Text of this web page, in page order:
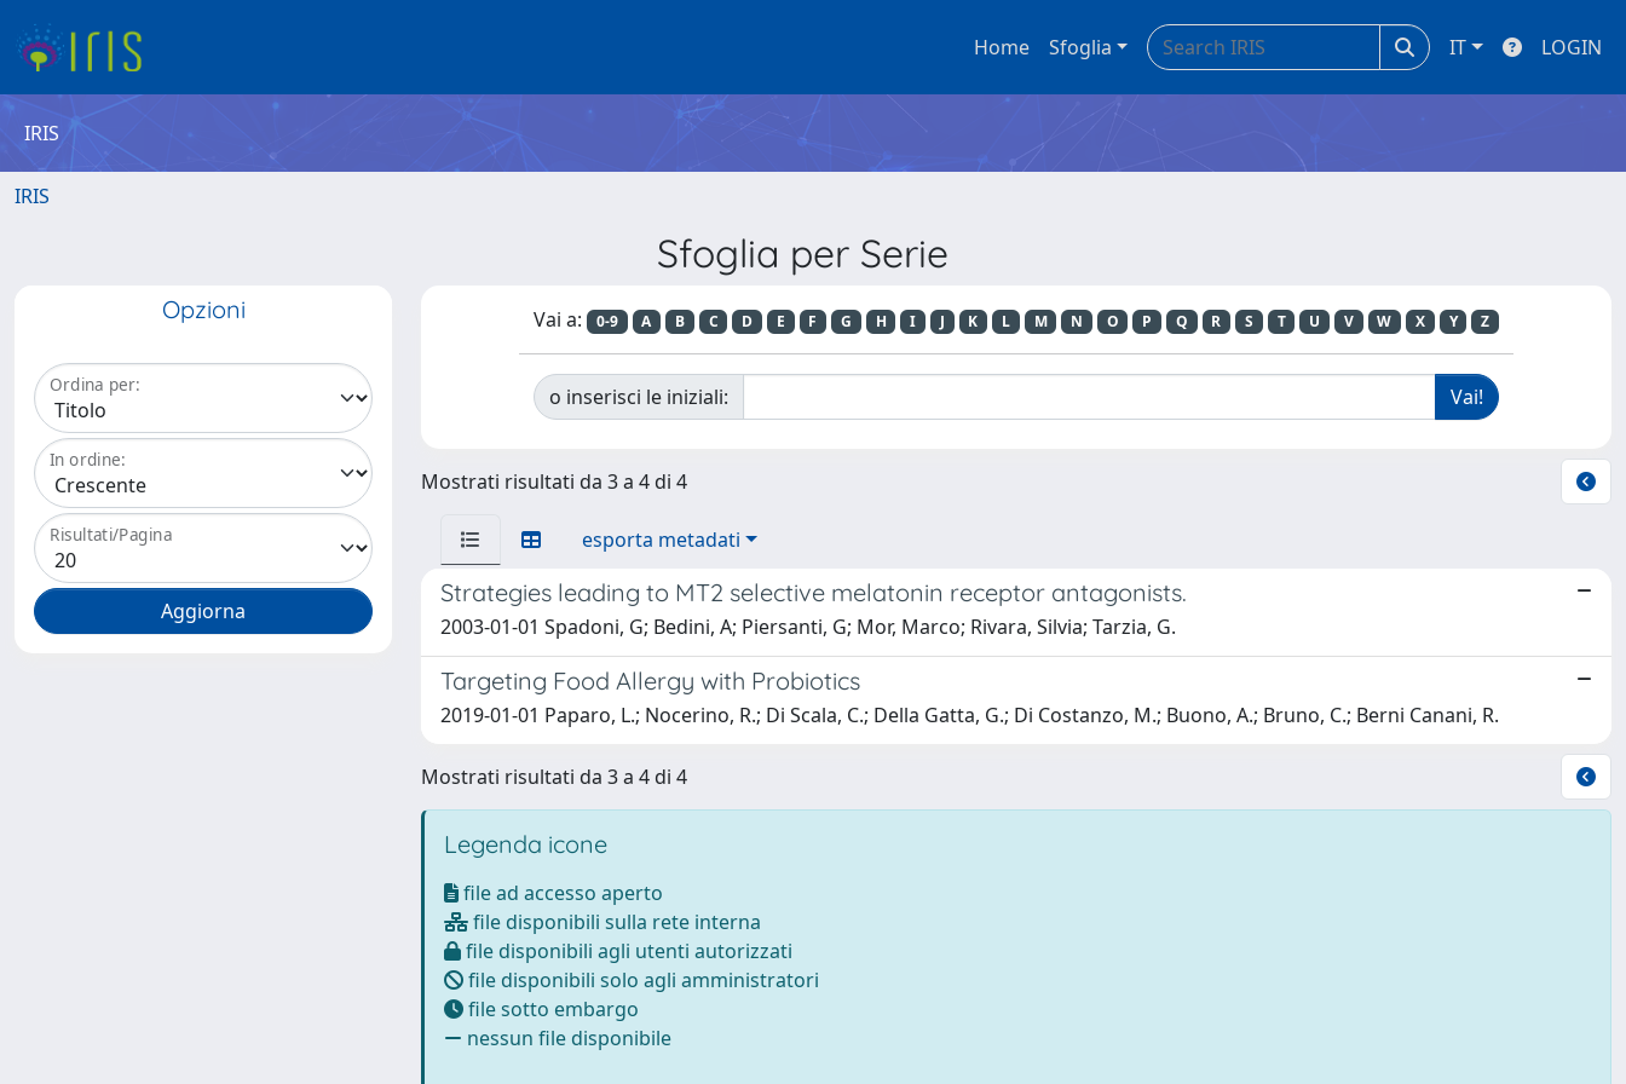
Home Sfoglia IT LOGIN
IRIS
IRIS
Sfoglia per Serie
Opzioni
Ordina per:
In ordine:
Risultati/Pagina
Vai a: 0-9 A B C D E F G H I J K L M N O P Q R S T U V W X Y Z
o inserisci le iniziali:
Mostrati risultati da 3 a 4 di 4
esporta metadati
Strategies leading to MT2 selective melatonin receptor antagonists.
2003-01-01 Spadoni, G; Bedini, A; Piersanti, G; Mor, Marco; Rivara, Silvia; Tarzia, G.
Targeting Food Allergy with Probiotics
2019-01-01 Paparo, L.; Nocerino, R.; Di Scala, C.; Della Gatta, G.; Di Costanzo, M.; Buono, A.; Bruno, C.; Berni Canani, R.
Mostrati risultati da 3 a 4 di 4
Legenda icone
file ad accesso aperto
file disponibili sulla rete interna
file disponibili agli utenti autorizzati
file disponibili solo agli amministratori
file sotto embargo
nessun file disponibile